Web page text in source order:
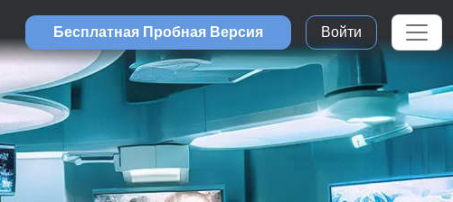
Бесплатная Пробная Версия Войти